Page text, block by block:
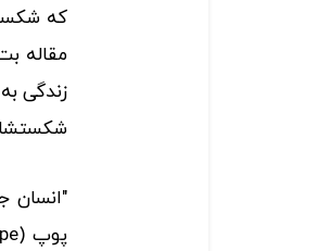
که
مقاله
زندگی
"انسان
پوپ (